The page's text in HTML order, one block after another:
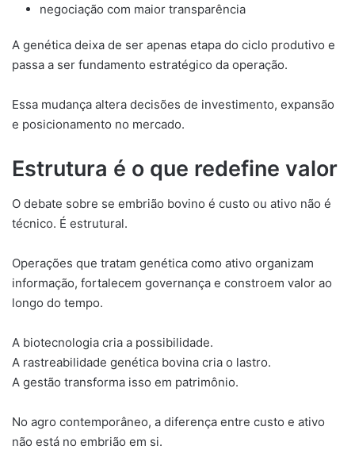
negociação com maior transparência
A genética deixa de ser apenas etapa do ciclo produtivo e
passa a ser fundamento estratégico da operação.
Essa mudança altera decisões de investimento, expansão
e posicionamento no mercado.
Estrutura é o que redefine valor
O debate sobre se embrião bovino é custo ou ativo não é
técnico. É estrutural.
Operações que tratam genética como ativo organizam
informação, fortalecem governança e constroem valor ao
longo do tempo.
A biotecnologia cria a possibilidade.
A rastreabilidade genética bovina cria o lastro.
A gestão transforma isso em patrimônio.
No agro contemporâneo, a diferença entre custo e ativo
não está no embrião em si.